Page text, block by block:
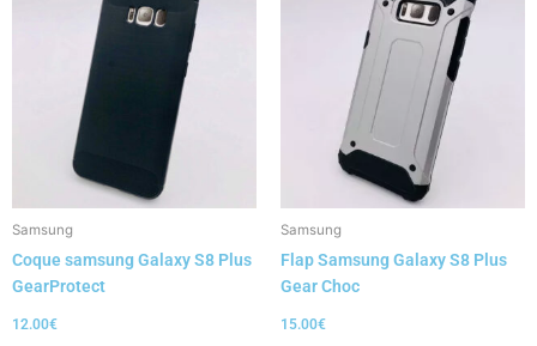
Samsung
Coque samsung Galaxy S8 Plus
GearProtect
12.00€
plusieurs
variations.
Les
options
peuvent
choisies
la
Samsung
Flap Samsung Galaxy S8 Plus
Gear Choc
15.00€
a
plusieurs
variations.
Les
options
choisies
la